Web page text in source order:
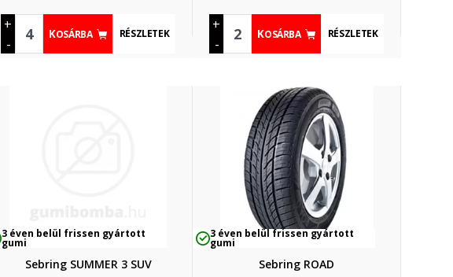
+
-
KOSÁRBA RÉSZLETEK
+
-
KOSÁRBA RÉSZLETEK
3 éven belül frissen gyártott
gumi
Sebring SUMMER 3 SUV
3 éven belül frissen gyártott
gumi
Sebring ROAD